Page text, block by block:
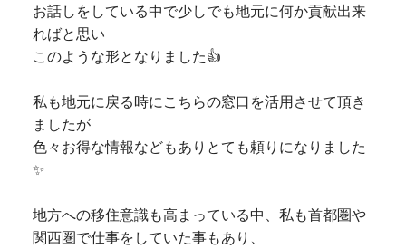
お話しをしている中で少しでも地元に何か貢献出来
ればと思い
このような形となりました👍
私も地元に戻る時にこちらの窓口を活用させて頂き
ましたが
色々お得な情報などもありとても頼りになりました
✨
地方への移住意識も高まっている中、私も首都圏や
関西圏で仕事をしていた事もあり、